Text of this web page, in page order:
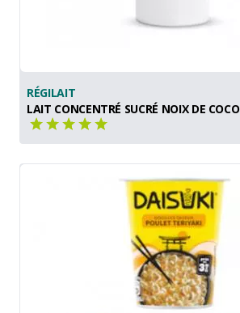
RÉGILAIT
LAIT CONCENTRÉ SUCRÉ NOIX DE COCO